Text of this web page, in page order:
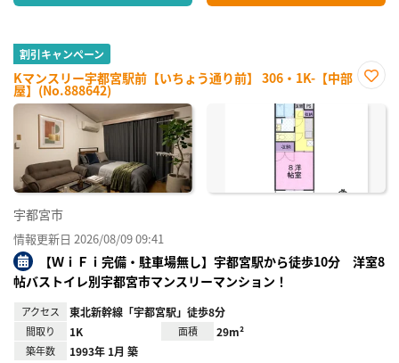
割引キャンペーン
Kマンスリー宇都宮駅前【いちょう通り前】 306・1K-【中部
屋】(No.888642)
に入
宇都宮市
情報更新日 2026/08/09 09:41
【ＷｉＦｉ完備・駐車場無し】宇都宮駅から徒歩10分 洋室8
帖バストイレ別宇都宮市マンスリーマンション！
アクセス 東北新幹線「宇都宮駅」徒歩8分
間取り 1K 面積 29m²
築年数 1993年 1月 築